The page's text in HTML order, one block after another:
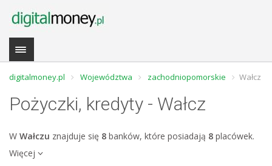
digitalmoney.pl Województwa zachodniopomorskie Wałcz
Pożyczki, kredyty - Wałcz
W Wałczu znajduje się 8 banków, które posiadają 8 placówek.
Więcej